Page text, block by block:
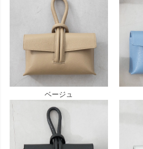
ベージュ